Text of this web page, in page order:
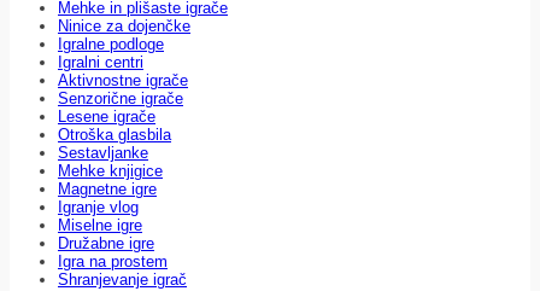
Mehke in plišaste igrače
Ninice za dojenčke
Igralne podloge
Igralni centri
Aktivnostne igrače
Senzorične igrače
Lesene igrače
Otroška glasbila
Sestavljanke
Mehke knjigice
Magnetne igre
Igranje vlog
Miselne igre
Družabne igre
Igra na prostem
Shranjevanje igrač